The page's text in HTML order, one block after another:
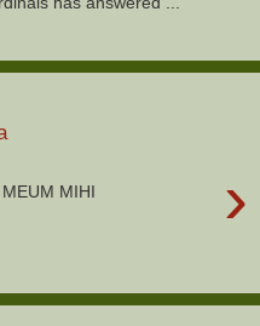
›
MIHI